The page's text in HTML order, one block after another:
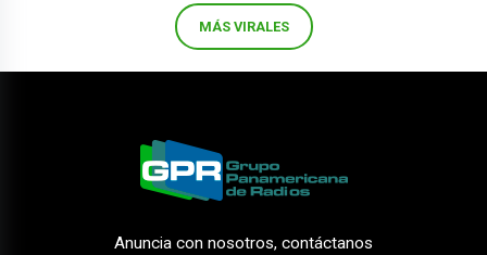
MÁS VIRALES
Anuncia con nosotros, contáctanos